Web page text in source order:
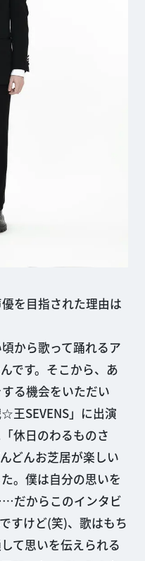
を目指された理由は
から歌って踊れるア
です。そこから、あ
る機会をいただい
王SEVENS」に出演
休日のわるものさ
どんお芝居が楽しい
。僕は自分の思いを
だからこのインタビ
すけど(笑)、歌はもち
て思いを伝えられる